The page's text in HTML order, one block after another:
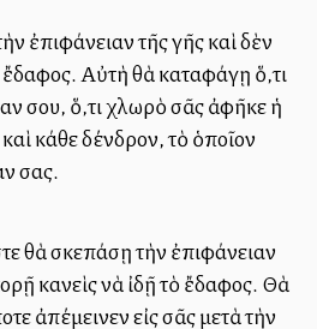
ἐπιφάνειαν τῆς γῆς καὶ δὲν
Αὐτὴ θὰ καταφάγῃ ὅ,τι
σου, ὅ,τι χλωρὸ σᾶς ἀφῆκε ἡ
κάθε δένδρον, τὸ ὁποῖον
σας.
θὰ σκεπάσῃ τὴν ἐπιφάνειαν
κανεὶς νὰ ἰδῇ τὸ ἔδαφος. Θὰ
ἀπέμεινεν εἰς σᾶς μετὰ τὴν